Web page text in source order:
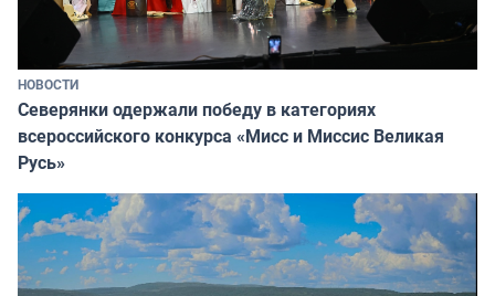
НОВОСТИ
Северянки одержали победу в категориях
всероссийского конкурса «Мисс и Миссис Великая
Русь»